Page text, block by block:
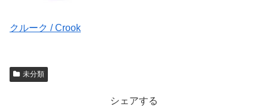
クルーク / Crook
未分類
シェアする